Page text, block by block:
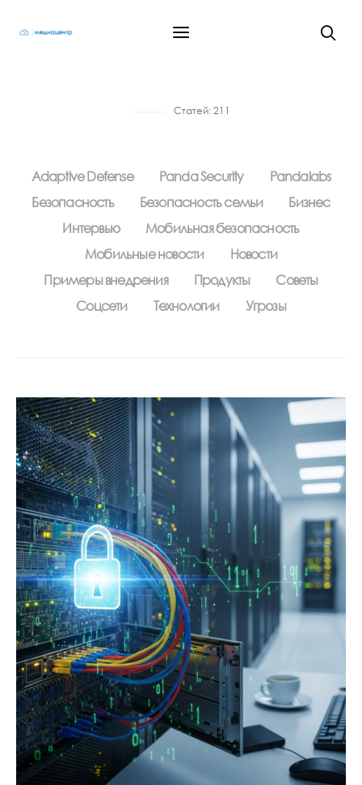
Статей: 211
Adaptive Defense Panda Security
Pandalabs
Безопасность
Безопасность семьи
Бизнес
Интервью
Мобильная безопасность
Мобильные новости
Новости
Примеры внедрения
Продукты
Советы
Соцсети
Технологии Угрозы